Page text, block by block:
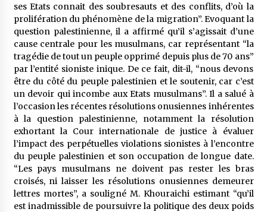
ses Etats connait des soubresauts et des conflits, d’où la
prolifération du phénomène de la migration”. Evoquant la
question palestinienne, il a affirmé qu’il s’agissait d’une
cause centrale pour les musulmans, car représentant “la
tragédie de tout un peuple opprimé depuis plus de 70 ans”
par l’entité sioniste inique. De ce fait, dit-il, “nous devons
être du côté du peuple palestinien et le soutenir, car c’est
un devoir qui incombe aux Etats musulmans”. Il a salué à
l’occasion les récentes résolutions onusiennes inhérentes
à la question palestinienne, notamment la résolution
exhortant la Cour internationale de justice à évaluer
l’impact des perpétuelles violations sionistes à l’encontre
du peuple palestinien et son occupation de longue date.
“Les pays musulmans ne doivent pas rester les bras
croisés, ni laisser les résolutions onusiennes demeurer
lettres mortes”, a souligné M. Khouraichi estimant “qu’il
est inadmissible de poursuivre la politique des deux poids